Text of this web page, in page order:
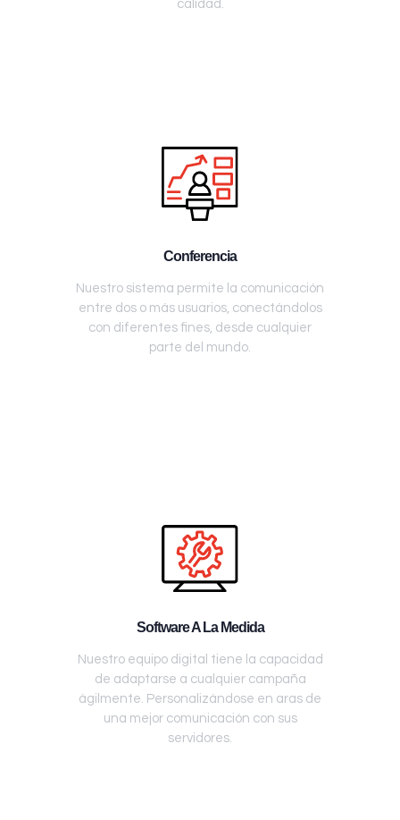
calidad.
Conferencia
Nuestro sistema permite la comunicación
entre dos o más usuarios, conectándolos
con diferentes fines, desde cualquier
parte del mundo.
Software A La Medida
Nuestro equipo digital tiene la capacidad
de adaptarse a cualquier campaña
ágilmente. Personalizándose en aras de
una mejor comunicación con sus
servidores.